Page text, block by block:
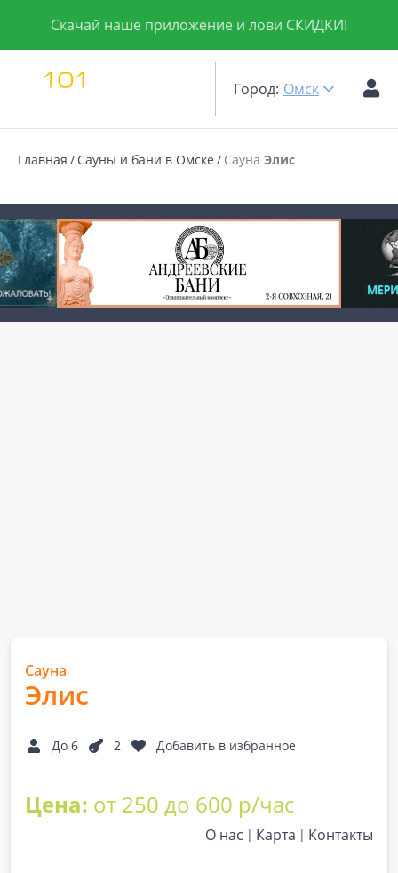
Скачай наше приложение и лови СКИДКИ!
Город: Омск
Главная Сауны и бани в Омске Сауна Элис
Сауна
Элис
До 6 2 Добавить в избранное
Цена: от 250 до 600 р/час
О нас Карта Контакты